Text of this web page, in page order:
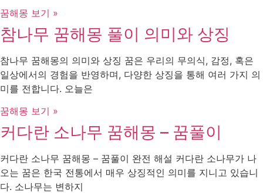
꿈해몽 보기 »
참나무 꿈해몽 풀이 의미와 상징
참나무 꿈해몽의 의미와 상징 꿈은 우리의 무의식, 감정, 혹은
일상에서의 경험을 반영하며, 다양한 상징을 통해 여러 가지 의
미를 전합니다. 오늘은
꿈해몽 보기 »
커다란 소나무 꿈해몽 – 꿈풀이
커다란 소나무 꿈해몽 – 꿈풀이 완전 해설 커다란 소나무가 나
오는 꿈은 한국 전통에서 매우 상징적인 의미를 지니고 있습니
다. 소나무는 변하지